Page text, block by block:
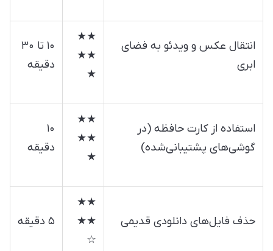
انتقال عکس و ویدئو به فضای
ابری
★★
★★
★
۱۰ تا ۳۰
دقیقه
استفاده از کارت حافظه (در
گوشی‌های پشتیبانی‌شده)
★★
★★
★
۱۰
دقیقه
حذف فایل‌های دانلودی قدیمی
★★
★★
☆
۵ دقیقه